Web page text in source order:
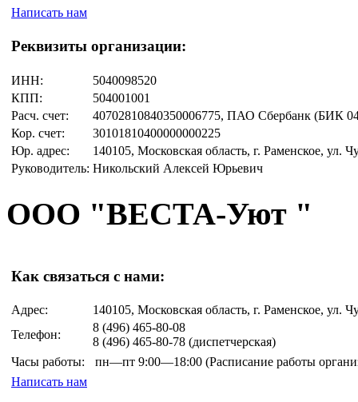
Написать нам
Реквизиты организации:
ИНН:
5040098520
КПП:
504001001
Расч. счет:
40702810840350006775, ПАО Сбербанк (БИК
Кор. счет:
30101810400000000225
Юр. адрес:
140105, Московская область, г. Раменское, ул.
Руководитель: Никольский Алексей Юрьевич
ООО "ВЕСТА-Уют "
Как связаться с нами:
Адрес:
140105, Московская область, г. Раменское, ул.
Телефон:
8 (496) 465-80-08
8 (496) 465-80-78 (диспетчерская)
Часы работы:
пн—пт 9:00—18:00 (Расписание работы
Написать нам